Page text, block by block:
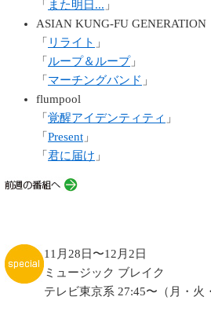
「 また明日... 」
ASIAN KUNG-FU GENERATION
「 リライト 」
「 ループ＆ループ」
「 マーチングバンド 」
flumpool
「 覚醒アイデンティティ 」
「 Present 」
「 君に届け 」
11月28日〜12月2日
ミュージック ブレイク
テレビ東京系 27:45〜（月・火